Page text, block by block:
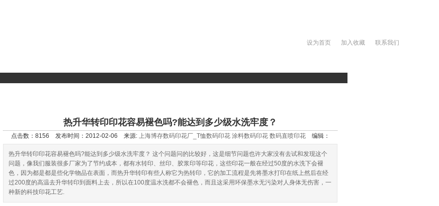
设为首页 加入收藏 联系我们
热升华转印印花容易褪色吗?能达到多少级水洗牢度？
点击数：8156 发布时间：2012-02-06 来源: 上海博存数码印花厂_T恤数码印花 涂料数码印花 数码直喷印花编辑：
热升华转印印花容易褪色吗?能达到多少级水洗牢度？ 这个问题问的比较好，这是细节问题也许大家没有去试和发现这个
问题，像我们服装很多厂家为了节约成本，都有水转印、丝印、胶浆印等印花，这些印花一般在经过50度的水洗下会褪
色，因为都是都是些化学物品在表面，而热升华转印有些人称它为热转印，它的加工流程是先将墨水打印在纸上然后在经
过200度的高温去升华转印到面料上去，所以在100度温水洗都不会褪色，而且这采用环保墨水无污染对人身体无伤害，一
种新的科技印花工艺.